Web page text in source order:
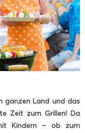
ganzen Land und das
Zeit zum Grillen! Da
Kindern – ob zum